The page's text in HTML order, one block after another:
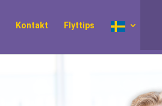
Kontakt Flyttips